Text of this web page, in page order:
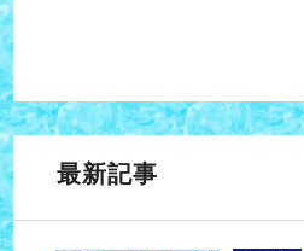
最新記事